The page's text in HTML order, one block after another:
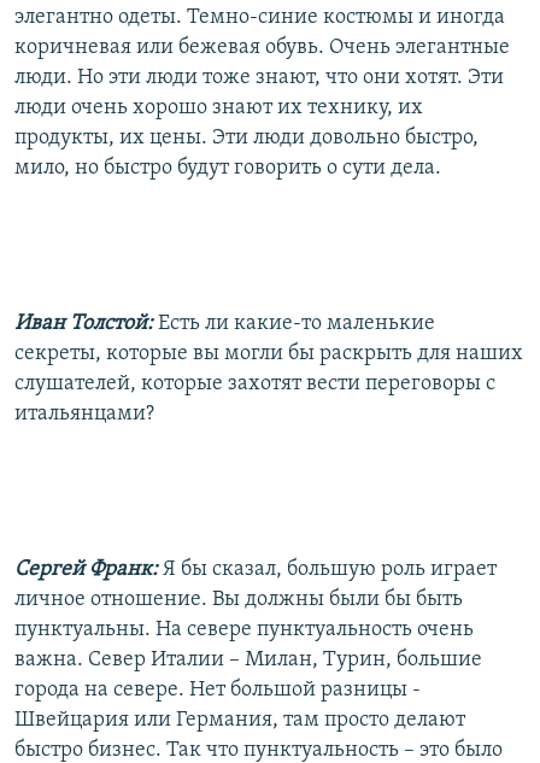
элегантно одеты. Темно-синие костюмы и иногда
коричневая или бежевая обувь. Очень элегантные
люди. Но эти люди тоже знают, что они хотят. Эти
люди очень хорошо знают их технику, их
продукты, их цены. Эти люди довольно быстро,
мило, но быстро будут говорить о сути дела.
Иван Толстой:Есть ли какие-то маленькие
секреты, которые вы могли бы раскрыть для наших
слушателей, которые захотят вести переговоры с
итальянцами?
Сергей Франк:Я бы сказал, большую роль играет
личное отношение. Вы должны были бы быть
пунктуальны. На севере пунктуальность очень
важна. Север Италии – Милан, Турин, большие
города на севере. Нет большой разницы -
Швейцария или Германия, там просто делают
быстро бизнес. Так что пунктуальность – это было